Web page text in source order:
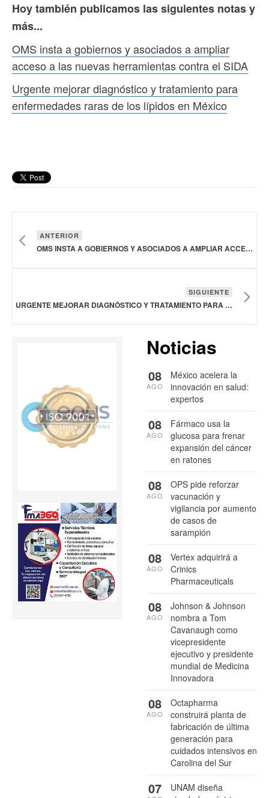
Hoy también publicamos las siguientes notas y
más...
OMS insta a gobiernos y asociados a ampliar
acceso a las nuevas herramientas contra el SIDA
Urgente mejorar diagnóstico y tratamiento para
enfermedades raras de los lípidos en México
ANTERIOR
OMS INSTA A GOBIERNOS Y ASOCIADOS A AMPLIAR ACCESO A LAS NUEVAS HERRAMIENTAS CONTRA EL SIDA
SIGUIENTE
URGENTE MEJORAR DIAGNÓSTICO Y TRATAMIENTO PARA ENFERMEDADES RARAS DE LOS LÍPIDOS EN MÉXICO
Noticias
México acelera la
innovación en salud:
expertos
08
AGO
Fármaco usa la
glucosa para frenar
expansión del cáncer
en ratones
08
AGO
OPS pide reforzar
vacunación y
vigilancia por aumento
de casos de
sarampión
08
AGO
Vertex adquirirá a
Crinics
Pharmaceuticals
08
AGO
Johnson & Johnson
nombra a Tom
Cavanaugh como
vicepresidente
ejecutivo y presidente
mundial de Medicina
Innovadora
08
AGO
Octapharma
construirá planta de
fabricación de última
generación para
cuidados intensivos en
Carolina del Sur
08
AGO
UNAM diseña
07